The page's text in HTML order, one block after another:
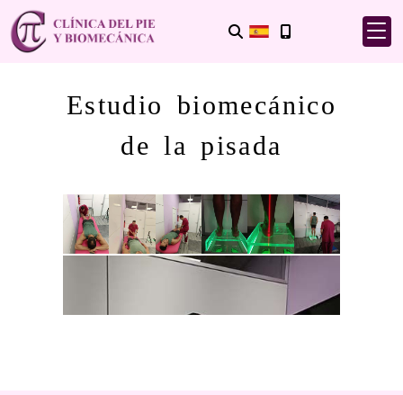
Estudio biomecánico
de la pisada